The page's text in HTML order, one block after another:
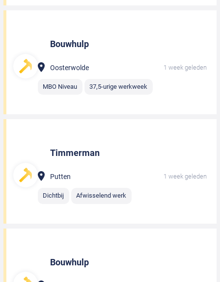
Bouwhulp
Oosterwolde 1 week geleden
MBO Niveau 37,5-urige werkweek
Timmerman
Putten 1 week geleden
Dichtbij Afwisselend werk
Bouwhulp